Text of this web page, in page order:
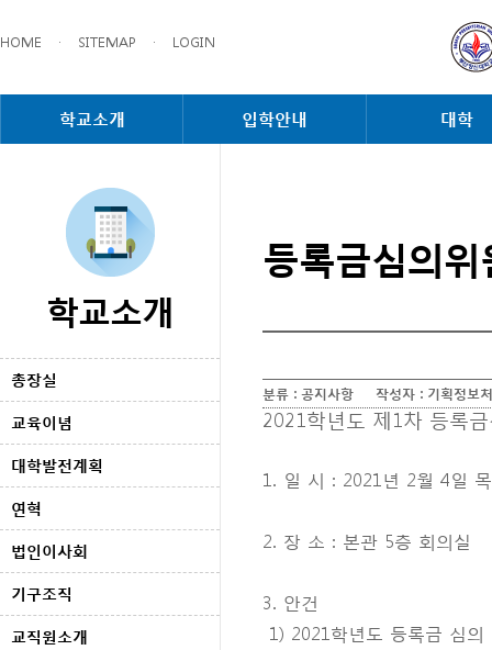
HOME · SITEMAP · LOGIN
학교소개 입학안내 대학
학교소개
총장실
교육이념
대학발전계획
연혁
법인이사회
기구조직
교직원소개
등록금심의위
분류 : 공지사항 작성자 : 기획정보처
2021학년도 제1차 등록
1. 일 시 : 2021년 2월 4일
2. 장 소 : 본관 5층 회의실
3. 안건
1) 2021학년도 등록금 심의